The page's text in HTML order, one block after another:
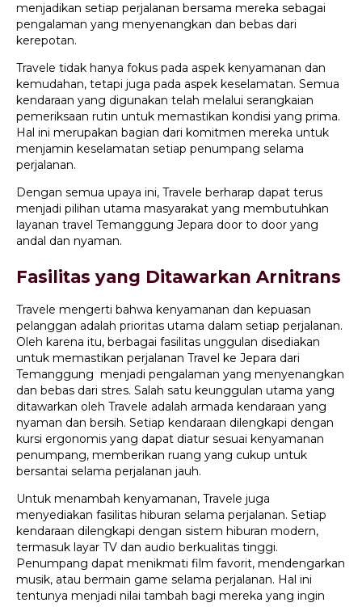
menjadikan setiap perjalanan bersama mereka sebagai
pengalaman yang menyenangkan dan bebas dari
kerepotan.
Travele tidak hanya fokus pada aspek kenyamanan dan
kemudahan, tetapi juga pada aspek keselamatan. Semua
kendaraan yang digunakan telah melalui serangkaian
pemeriksaan rutin untuk memastikan kondisi yang prima.
Hal ini merupakan bagian dari komitmen mereka untuk
menjamin keselamatan setiap penumpang selama
perjalanan.
Dengan semua upaya ini, Travele berharap dapat terus
menjadi pilihan utama masyarakat yang membutuhkan
layanan travel Temanggung Jepara door to door yang
andal dan nyaman.
Fasilitas yang Ditawarkan Arnitrans
Travele mengerti bahwa kenyamanan dan kepuasan
pelanggan adalah prioritas utama dalam setiap perjalanan.
Oleh karena itu, berbagai fasilitas unggulan disediakan
untuk memastikan perjalanan Travel ke Jepara dari
Temanggung menjadi pengalaman yang menyenangkan
dan bebas dari stres. Salah satu keunggulan utama yang
ditawarkan oleh Travele adalah armada kendaraan yang
nyaman dan bersih. Setiap kendaraan dilengkapi dengan
kursi ergonomis yang dapat diatur sesuai kenyamanan
penumpang, memberikan ruang yang cukup untuk
bersantai selama perjalanan jauh.
Untuk menambah kenyamanan, Travele juga
menyediakan fasilitas hiburan selama perjalanan. Setiap
kendaraan dilengkapi dengan sistem hiburan modern,
termasuk layar TV dan audio berkualitas tinggi.
Penumpang dapat menikmati film favorit, mendengarkan
musik, atau bermain game selama perjalanan. Hal ini
tentunya menjadi nilai tambah bagi mereka yang ingin